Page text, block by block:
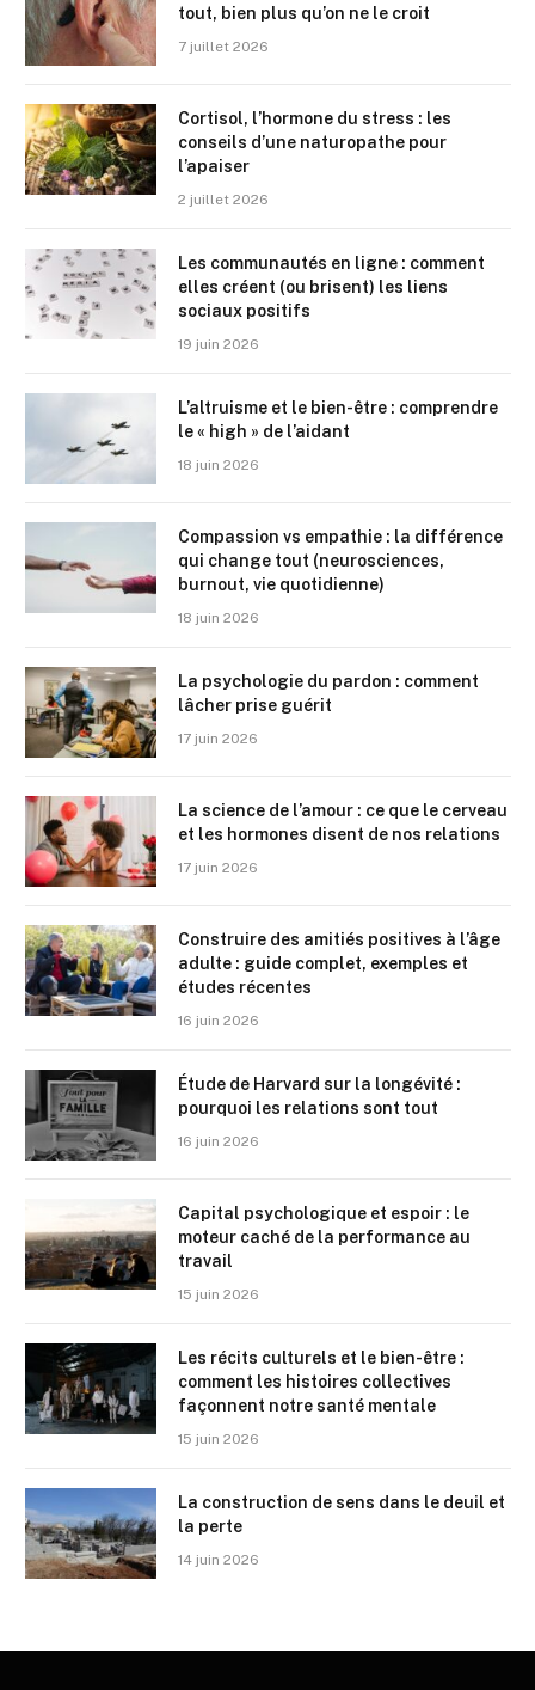
tout, bien plus qu’on ne le croit
7 juillet 2026
Cortisol, l’hormone du stress : les
conseils d’une naturopathe pour
l’apaiser
2 juillet 2026
Les communautés en ligne : comment
elles créent (ou brisent) les liens
sociaux positifs
19 juin 2026
L’altruisme et le bien-être : comprendre
le « high » de l’aidant
18 juin 2026
Compassion vs empathie : la différence
qui change tout (neurosciences,
burnout, vie quotidienne)
18 juin 2026
La psychologie du pardon : comment
lâcher prise guérit
17 juin 2026
La science de l’amour : ce que le cerveau
et les hormones disent de nos relations
17 juin 2026
Construire des amitiés positives à l’âge
adulte : guide complet, exemples et
études récentes
16 juin 2026
Étude de Harvard sur la longévité :
pourquoi les relations sont tout
16 juin 2026
Capital psychologique et espoir : le
moteur caché de la performance au
travail
15 juin 2026
Les récits culturels et le bien-être :
comment les histoires collectives
façonnent notre santé mentale
15 juin 2026
La construction de sens dans le deuil et
la perte
14 juin 2026